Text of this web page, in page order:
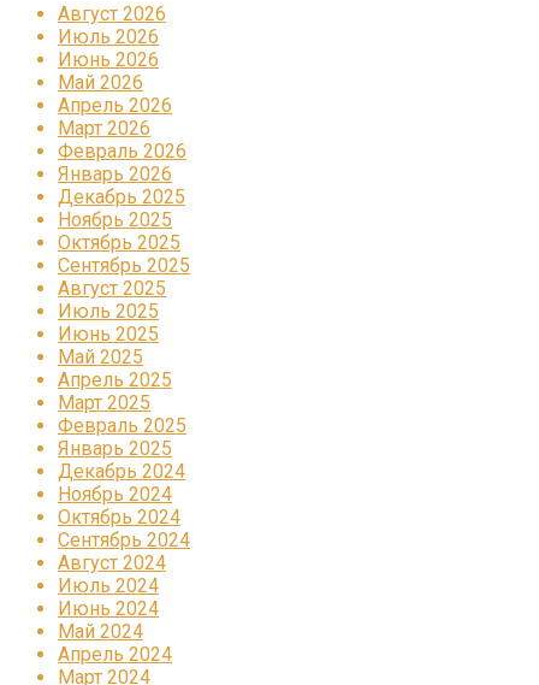
Август 2026
Июль 2026
Июнь 2026
Май 2026
Апрель 2026
Март 2026
Февраль 2026
Январь 2026
Декабрь 2025
Ноябрь 2025
Октябрь 2025
Сентябрь 2025
Август 2025
Июль 2025
Июнь 2025
Май 2025
Апрель 2025
Март 2025
Февраль 2025
Январь 2025
Декабрь 2024
Ноябрь 2024
Октябрь 2024
Сентябрь 2024
Август 2024
Июль 2024
Июнь 2024
Май 2024
Апрель 2024
Март 2024